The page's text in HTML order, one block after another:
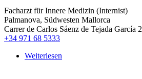
Facharzt für Innere Medizin (Internist)
Palmanova, Südwesten Mallorca
Carrer de Carlos Sáenz de Tejada García 2
+34 971 68 5333
Weiterlesen